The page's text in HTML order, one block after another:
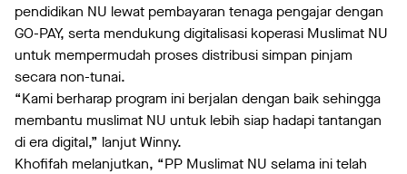
pendidikan NU lewat pembayaran tenaga pengajar dengan
GO-PAY, serta mendukung digitalisasi koperasi Muslimat NU
untuk mempermudah proses distribusi simpan pinjam
secara non-tunai.
“Kami berharap program ini berjalan dengan baik sehingga
membantu muslimat NU untuk lebih siap hadapi tantangan
di era digital,” lanjut Winny.
Khofifah melanjutkan, “PP Muslimat NU selama ini telah